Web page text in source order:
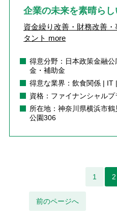
企業の未来を素晴ら
資金繰り改善・財務改善
タント more
得意分野：日本政策金融
金・補助金
得意な業界：飲食関係 | IT
資格：ファイナンシャルプ
所在地：神奈川県横浜市
公園306
前のページへ
1 2